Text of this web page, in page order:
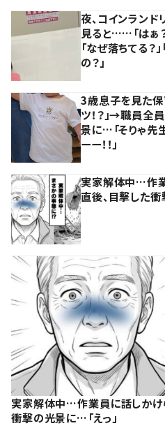
夜、コインランド
見ると……「はぁ？
「なぜ落ちてる？
の？」
3歳息子を見た保
ツ！？」→職員全
景に…「そりゃ先
ーー！！」
実家解体中…作
直後、目撃した衝
実家解体中…作業員に話しかけ
衝撃の光景に…「えっ」